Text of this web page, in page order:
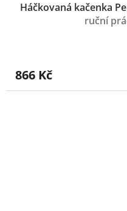
Háčkovaná kačenka
ruční
866 Kč